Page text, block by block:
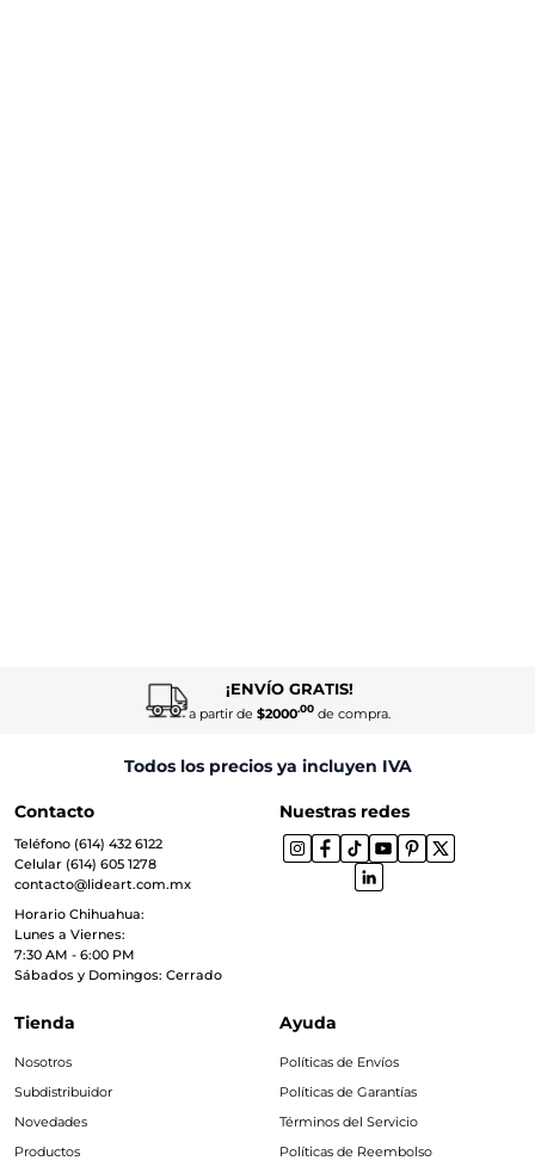
¡ENVÍO GRATIS!
a partir de $2000.00de compra.
Todos los precios ya incluyen IVA
Contacto
Teléfono (614) 432 6122
Celular (614) 605 1278
contacto@lideart.com.mx
Horario Chihuahua:
Lunes a Viernes:
7:30 AM - 6:00 PM
Sábados y Domingos: Cerrado
Nuestras redes
Tienda
Nosotros
Subdistribuidor
Novedades
Productos
Ayuda
Políticas de Envíos
Políticas de Garantías
Términos del Servicio
Políticas de Reembolso